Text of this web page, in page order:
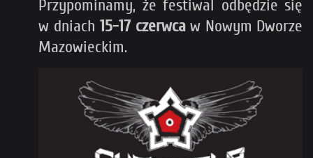
Przypominamy, że festiwal odbędzie się
w dniach 15-17 czerwcaw Nowym Dworze
Mazowieckim.